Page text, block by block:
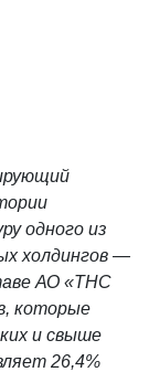
одного из
холдингов —
АО «ТНС
которые
и свыше
26,4%